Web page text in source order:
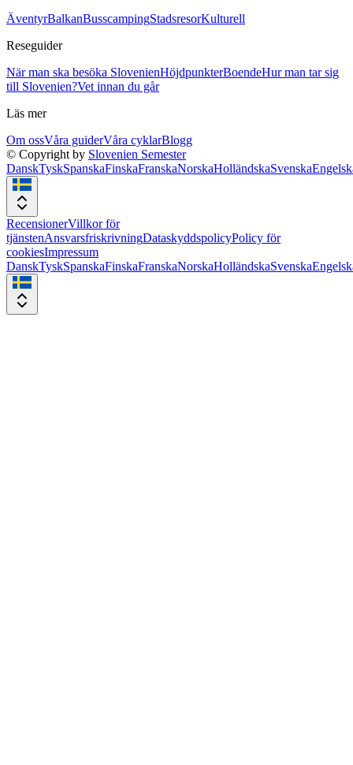
ÄventyrBalkanBusscampingStadsresorKulturell
Reseguider
När man ska besöka SlovenienHöjdpunkterBoendeHur man tar sig
till Slovenien?Vet innan du går
Läs mer
Om ossVåra guiderVåra cyklarBlogg
© Copyright by Slovenien Semester
DanskTyskSpanskaFinskaFranskaNorskaHolländskaSvenska
RecensionerVillkor för
tjänstenAnsvarsfriskrivningDataskyddspolicyPolicy för
cookiesImpressum
DanskTyskSpanskaFinskaFranskaNorskaHolländskaSvenska